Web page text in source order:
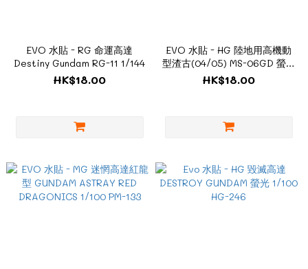
EVO 水貼 - RG 命運高達
Destiny Gundam RG-11 1/144
HK$18.00
EVO 水貼 - HG 陸地用高機動
型渣古(04/05) MS-06GD 螢光
1/144 HG-GTO6
HK$18.00